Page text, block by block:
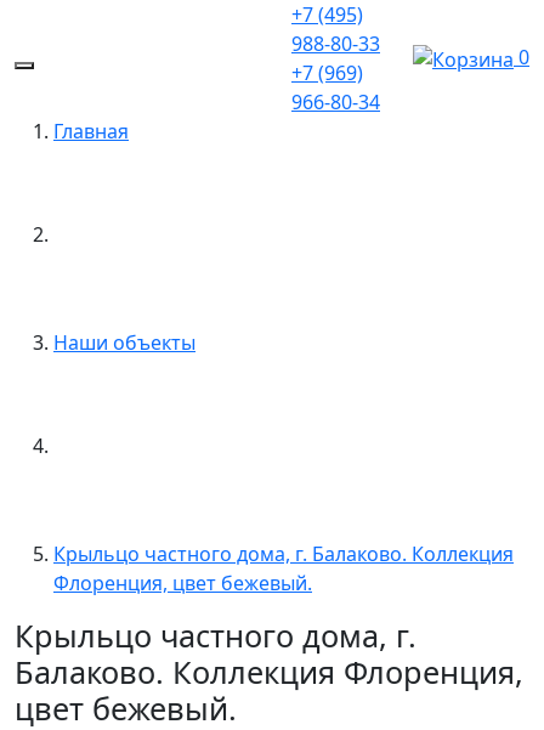
+7 (495)
988-80-33
+7 (969)
966-80-34
0
Главная
Наши объекты
Крыльцо частного дома, г. Балаково. Коллекция
Флоренция, цвет бежевый.
Крыльцо частного дома, г.
Балаково. Коллекция Флоренция,
цвет бежевый.